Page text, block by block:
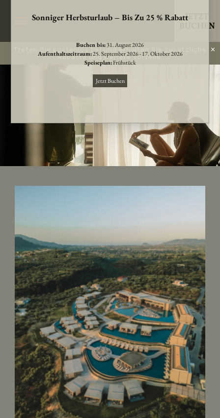
JETZT
BUCHEN
Treten Sie kostenlos bei und erhalten Sie zusätzliche
Rabatte und weitere Vorteile.
✕